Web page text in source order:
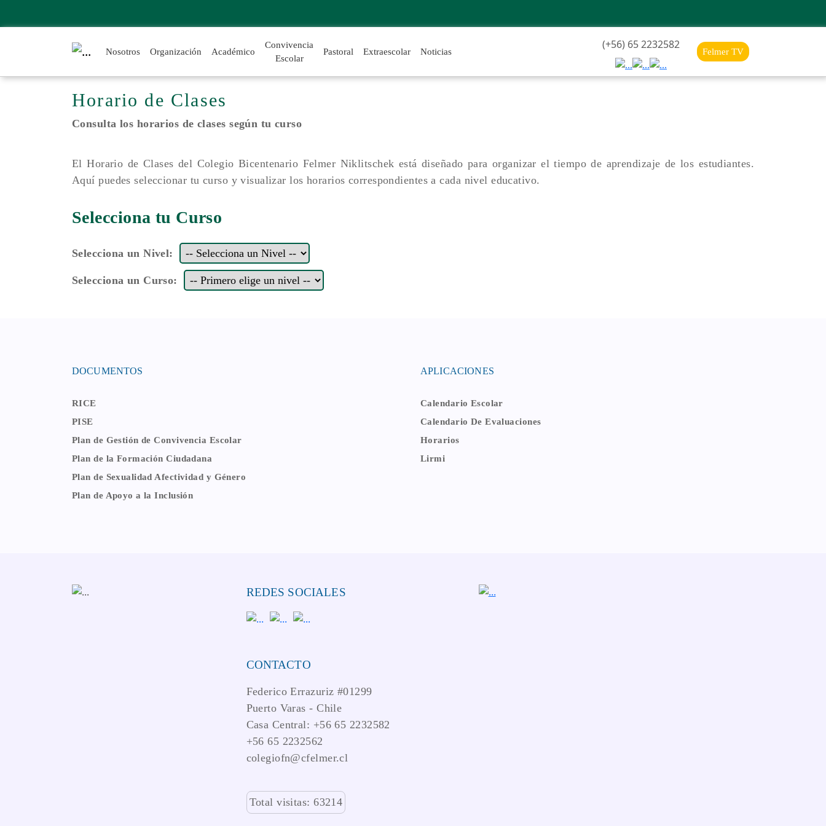
Nosotros Organización Académico
Convivencia
Escolar
Pastoral Extraescolar Noticias
(+56) 65 2232582
Felmer TV
Horario de Clases
Consulta los horarios de clases según tu curso
El Horario de Clases del Colegio Bicentenario Felmer Niklitschek está diseñado para organizar el tiempo de aprendizaje de los estudiantes.
Aquí puedes seleccionar tu curso y visualizar los horarios correspondientes a cada nivel educativo.
Selecciona tu Curso
Selecciona un Nivel:
Selecciona un Curso:
DOCUMENTOS
RICE
PISE
Plan de Gestión de Convivencia Escolar
Plan de la Formación Ciudadana
Plan de Sexualidad Afectividad y Género
Plan de Apoyo a la Inclusión
APLICACIONES
Calendario Escolar
Calendario De Evaluaciones
Horarios
Lirmi
REDES SOCIALES
CONTACTO
Federico Errazuriz #01299
Puerto Varas - Chile
Casa Central: +56 65 2232582
+56 65 2232562
colegiofn@cfelmer.cl
Total visitas: 63214